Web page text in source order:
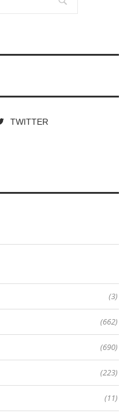
TWITTER
(3)
(662)
(690)
(223)
(11)